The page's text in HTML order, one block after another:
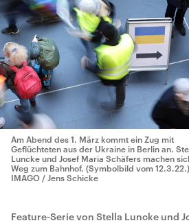
Am Abend des 1. März kommt ein Zug mit
Geflüchteten aus der Ukraine in Berlin an.
Luncke und Josef Maria Schäfers machen
Weg zum Bahnhof. (Symbolbild vom 12.3.22.)
IMAGO / Jens Schicke
Feature-Serie von Stella Luncke und